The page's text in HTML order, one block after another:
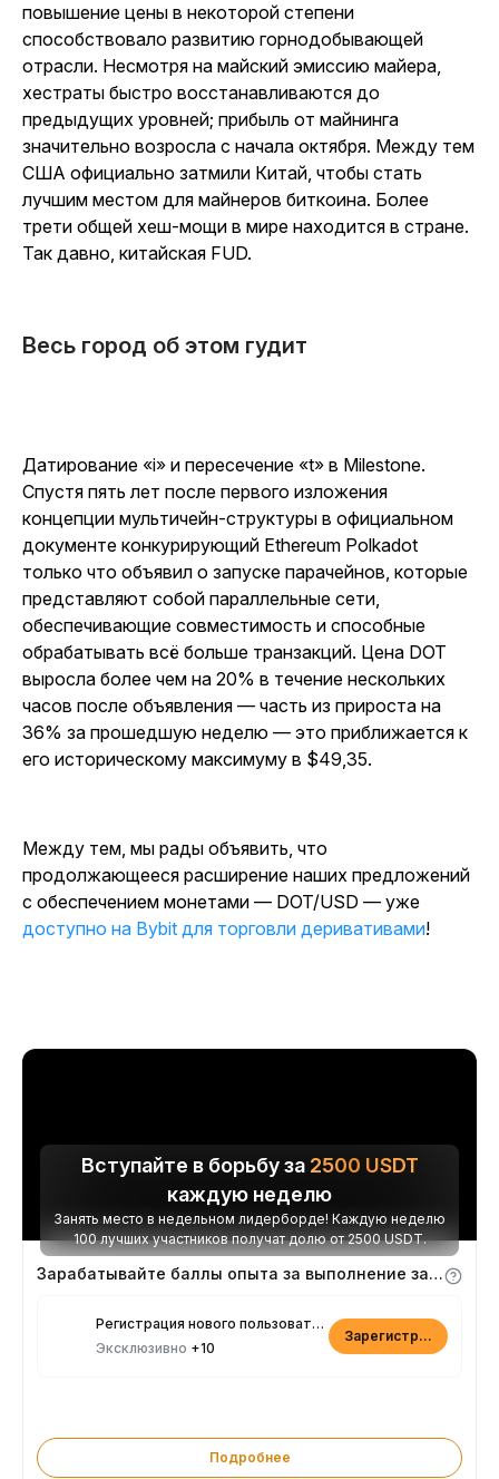
повышение цены в некоторой степени
способствовало развитию горнодобывающей
отрасли. Несмотря на майский эмиссию майера,
хестраты быстро восстанавливаются до
предыдущих уровней; прибыль от майнинга
значительно возросла с начала октября. Между тем
США официально затмили Китай, чтобы стать
лучшим местом для майнеров биткоина. Более
трети общей хеш-мощи в мире находится в стране.
Так давно, китайская FUD.
Весь город об этом гудит
Датирование «i» и пересечение «t» в Milestone.
Спустя пять лет после первого изложения
концепции мультичейн-структуры в официальном
документе конкурирующий Ethereum Polkadot
только что объявил о запуске парачейнов, которые
представляют собой параллельные сети,
обеспечивающие совместимость и способные
обрабатывать всё больше транзакций. Цена DOT
выросла более чем на 20% в течение нескольких
часов после объявления — часть из прироста на
36% за прошедшую неделю — это приближается к
его историческому максимуму в $49,35.
Между тем, мы рады объявить, что
продолжающееся расширение наших предложений
с обеспечением монетами — DOT/USD — уже
доступно на Bybit для торговли деривативами!
Вступайте в борьбу за 2500 USDT
каждую неделю
Занять место в недельном лидерборде! Каждую неделю
100 лучших участников получат долю от 2500 USDT.
Зарабатывайте баллы опыта за выполнение заданий
Регистрация нового пользователя
Эксклюзивно +10
Зарегистрироваться
Подробнее